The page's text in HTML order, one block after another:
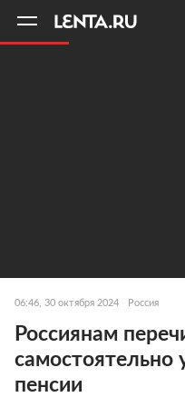
06:46, 30 октября 2024 Россия
Россиянам
самостоятельно
пенсии